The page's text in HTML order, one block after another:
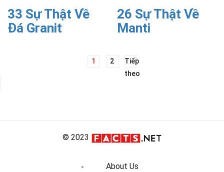
33 Sự Thật Về
Đá Granit
26 Sự Thật Về
Manti
1 2
Tiếp
theo
© 2023
About Us